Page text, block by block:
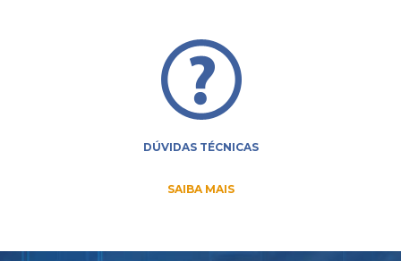
DÚVIDAS TÉCNICAS
SAIBA MAIS